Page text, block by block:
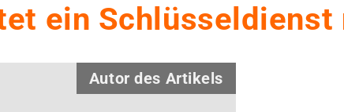
ein Schlüsseldienst
Autor des Artikels